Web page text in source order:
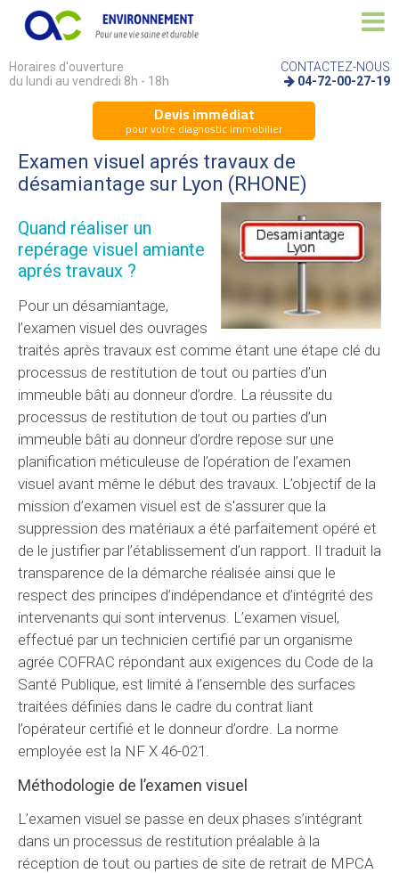
Horaires d'ouverture
du lundi au vendredi 8h - 18h
CONTACTEZ-NOUS
04-72-00-27-19
Devis immédiat
pour votre diagnostic immobilier
Examen visuel aprés travaux de
désamiantage sur Lyon (RHONE)
Quand réaliser un
repérage visuel amiante
aprés travaux ?
Pour un désamiantage,
l’examen visuel des ouvrages
traités après travaux est comme étant une étape clé du
processus de restitution de tout ou parties d’un
immeuble bâti au donneur d’ordre. La réussite du
processus de restitution de tout ou parties d’un
immeuble bâti au donneur d’ordre repose sur une
planification méticuleuse de l’opération de l’examen
visuel avant même le début des travaux. L’objectif de la
mission d’examen visuel est de s'assurer que la
suppression des matériaux a été parfaitement opéré et
de le justifier par l’établissement d’un rapport. Il traduit la
transparence de la démarche réalisée ainsi que le
respect des principes d’indépendance et d’intégrité des
intervenants qui sont intervenus. L’examen visuel,
effectué par un technicien certifié par un organisme
agrée COFRAC répondant aux exigences du Code de la
Santé Publique, est limité à l’ensemble des surfaces
traitées définies dans le cadre du contrat liant
l’opérateur certifié et le donneur d’ordre. La norme
employée est la NF X 46-021.
Méthodologie de l’examen visuel
L’examen visuel se passe en deux phases s’intégrant
dans un processus de restitution préalable à la
réception de tout ou parties de site de retrait de MPCA